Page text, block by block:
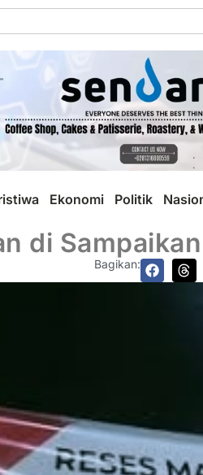
Ekonomi Politik
di
Bagikan: